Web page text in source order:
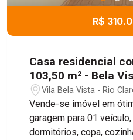
R$
Casa residencial
103,50 m² - Bela
Vila Bela Vista - Rio
Vende-se imóvel em
garagem para 01
dormitórios, copa,